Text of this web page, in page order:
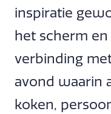
inspiratie
het scherm
verbinding
avond waarin
koken,